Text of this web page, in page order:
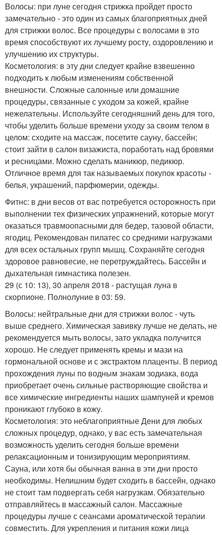
Волосы: при луне сегодня стрижка пройдет просто
замечательно - это один из самых благоприятных дней
для стрижки волос. Все процедуры с волосами в это
время способствуют их лучшему росту, оздоровлению и
улучшению их структуры.
Косметология: в эту дни следует крайне взвешенно
подходить к любым изменениям собственной
внешности. Сложные салонные или домашние
процедуры, связанные с уходом за кожей, крайне
нежелательны. Используйте сегодняшний день для того,
чтобы уделить больше времени уходу за своим телом в
целом: сходите на массаж, посетите сауну, бассейн;
стоит зайти в салон визажиста, поработать над бровями
и ресницами. Можно сделать маникюр, педикюр.
Отличное время для так называемых покупок красоты -
белья, украшений, парфюмерии, одежды.
Фитнс: в дни весов от вас потребуется осторожность при
выполнении тех физических упражнений, которые могут
оказаться травмоопасными для бедер, тазовой области,
ягодиц. Рекомендован пилатес со средними нагрузками
для всех остальных групп мышц. Сохраняйте сегодня
здоровое равновесие, не перетруждайтесь. Бассейн и
дыхательная гимнастика полезен.
29 (с 10: 13), 30 апреля 2018 - растущая луна в
скорпионе. Полнолуние в 03: 59.
Волосы: нейтральные дни для стрижки волос - чуть
выше среднего. Химическая завивку лучше не делать, не
рекомендуется мыть волосы, зато укладка получится
хорошо. Не следует применять кремы и мази на
гормональной основе и с экстрактом плаценты. В период
прохождения луны по водным знакам зодиака, вода
приобретает очень сильные растворяющие свойства и
все химические ингредиенты наших шампуней и кремов
проникают глубоко в кожу.
Косметология: это неблагоприятные Дени для любых
сложных процедур, однако, у вас есть замечательная
возможность уделить сегодня больше времени
релаксационным и тонизирующим мероприятиям.
Сауна, или хотя бы обычная ванна в эти дни просто
необходимы. Нелишним будет сходить в бассейн, однако
не стоит там подвергать себя нагрузкам. Обязательно
отправляйтесь в массажный салон. Массажные
процедуры лучше с сеансами ароматической терапии
совместить. Для укрепления и питания кожи лица